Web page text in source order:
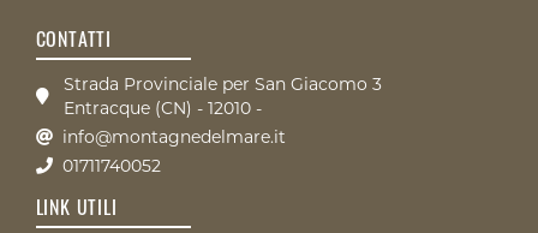
CONTATTI
Strada Provinciale per San Giacomo 3
Entracque (CN) - 12010 -
info@montagnedelmare.it
01711740052
LINK UTILI